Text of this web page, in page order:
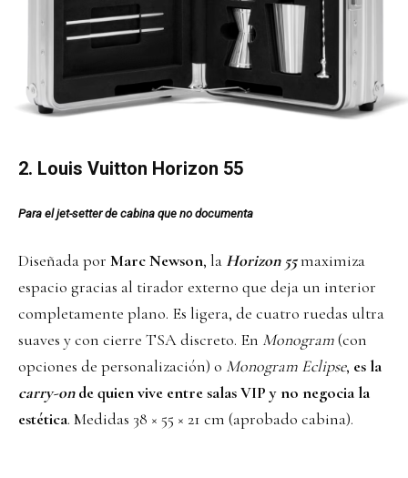
2. Louis Vuitton Horizon 55
Para el jet-setter de cabina que no documenta
Diseñada por Marc Newson, laHorizon 55maximiza
espacio gracias al tirador externo que deja un interior
completamente plano. Es ligera, de cuatro ruedas ultra
suaves y con cierre TSA discreto. En Monogram(con
opciones de personalización) o Monogram Eclipse, es la
carry-onde quien vive entre salas VIP y no negocia la
estética. Medidas 38 × 55 × 21 cm (aprobado cabina).